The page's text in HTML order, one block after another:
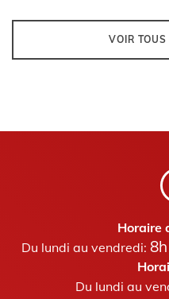
VOIR
Horaire
Du lundi au vendredi:
Du lundi au